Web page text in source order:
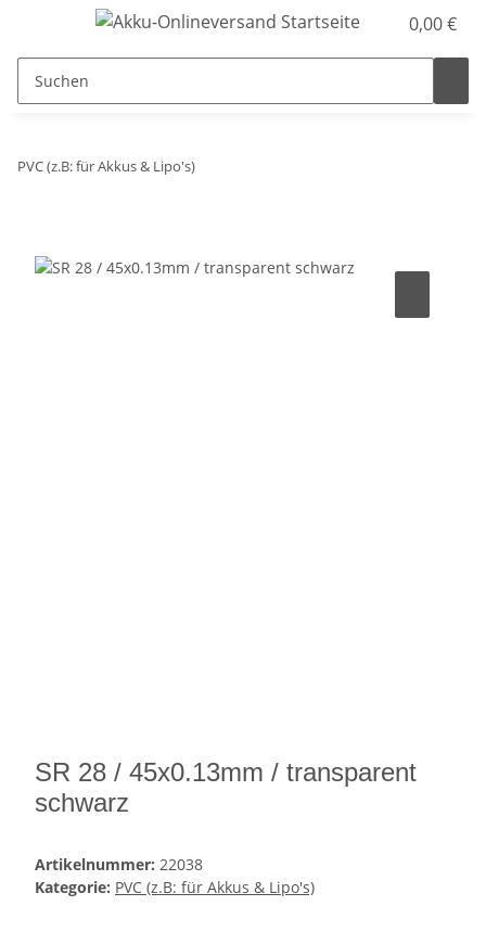
0,00 €
PVC (z.B: für Akkus & Lipo's)
SR 28 / 45x0.13mm / transparent
schwarz
Artikelnummer: 22038
Kategorie: PVC (z.B: für Akkus & Lipo's)